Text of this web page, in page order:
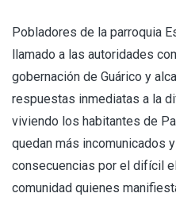
Pobladores de la parroquia
llamado a las autoridades
gobernación de Guárico y
respuestas inmediatas a la
viviendo los habitantes de
quedan más incomunicados
consecuencias por el difícil
comunidad quienes